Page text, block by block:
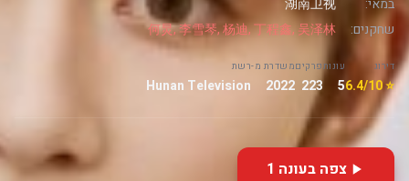
שחקנים:
何炅, 李雪琴, 杨迪, 丁程鑫, 吴泽林
דירוג
⭐ 6.4/10
עונות
5
פרקים
223
משדרת מ-
2022
רשת
Hunan Television
צפה בעונה 1